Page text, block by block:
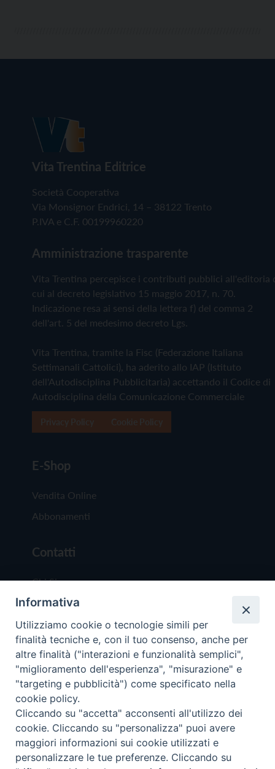
Vita Trentina Editrice
Società Cooperativa
Via Monsignor Endrici, 14 – 38122 Trento
P.IVA e C.F. 00199960220
Amministrazione trasparente
Vita Trentina percepisce i contributi pubblici all'editoria
cui al decreto legislativo 15 maggio 2017, n. 70.
Indicazione resa ai sensi della lettera f) del comma 2
dell'art. 5 del medesimo decreto Lgs.
Vita Trentina, tramite la Fisc (Federazione Italiana
Settimanali Cattolici), ha aderito allo IAP (Istituto
dell'Autodisciplina Pubblicitaria) accettando il Codice di
Autodisciplina della Comunicazione Commerciale
E-Shop
Vendita Online
Abbonamenti
Contatti
Chi Siamo
Redazione
Scrivici
Copyright © 2019 - Tutti i diritti riservati - Vita
Trentina Editrice
Privacy Policy
Torna
Informativa
Utilizziamo cookie o tecnologie simili per
finalità tecniche e, con il tuo consenso, anche per
altre finalità ("interazioni e funzionalità semplici",
"miglioramento dell'esperienza", "misurazione" e
"targeting e pubblicità") come specificato nella
cookie policy.
Cliccando su "accetta" acconsenti all'utilizzo dei
cookie. Cliccando su "personalizza" puoi avere
maggiori informazioni sui cookie utilizzati e
personalizzare le tue preferenze. Cliccando su